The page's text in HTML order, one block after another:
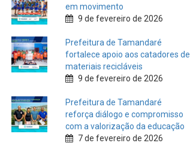
em movimento
9 de fevereiro de 2026
Prefeitura de Tamandaré
fortalece apoio aos catadores de
materiais recicláveis
9 de fevereiro de 2026
Prefeitura de Tamandaré
reforça diálogo e compromisso
com a valorização da educação
7 de fevereiro de 2026